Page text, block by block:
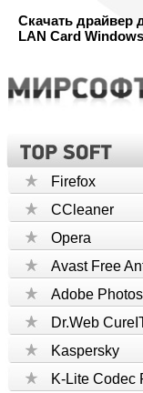
Скачать драйвер
LAN Card
Firefox
CCleaner
Opera
Avast Free
Adobe
Dr.Web
Kaspersky
K-Lite Codec